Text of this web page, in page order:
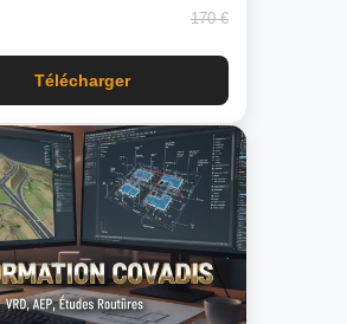
170 €
Télécharger